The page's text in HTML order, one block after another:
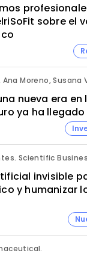
sobre el
nueva era en
ya ha llegado
invisible
y humanizar